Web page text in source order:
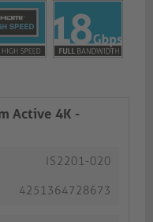
Active 4K -
IS2201-020
4251364728673